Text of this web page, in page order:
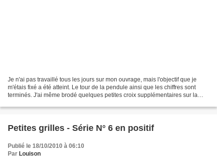
Je n'ai pas travaillé tous les jours sur mon ouvrage, mais l'objectif que je
m'étais fixé a été atteint. Le tour de la pendule ainsi que les chiffres sont
terminés. J'ai même brodé quelques petites croix supplémentaires sur la
Petites grilles - Série N° 6 en positif
Publié le 18/10/2010 à 06:10
Par Louison